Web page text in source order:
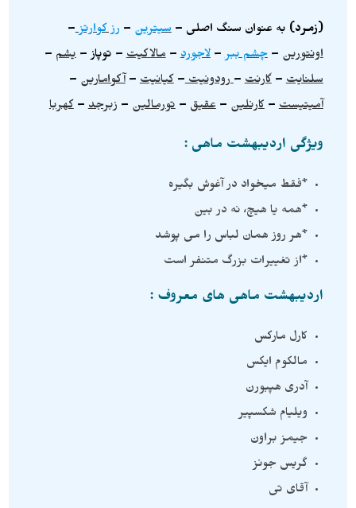
(زمرد) به عنوان سنگ اصلی –سیترین – رز کوارتز–
اونتورین –چشم ببر–لاجورد –مالاکیت– توپاز –یشم –
سلنایت–گارنت–رودونیت–کیانیت–آکوامارین –
آمیتیست–کارنلین –عقیق –تورمالین – زبرجد–کهربا
ویژگی اردیبهشت ماهی :
*فقط میخواد در آغوش بگیره
*همه یا هیچ، نه در بین
*هر روز همان لباس را می پوشد
*از تغییرات بزرگ متنفر است
اردیبهشت ماهی های معروف :
کارل مارکس
مالکوم ایکس
آدری هپبورن
ویلیام شکسپیر
جیمز براون
گریس جونز
آقای تی